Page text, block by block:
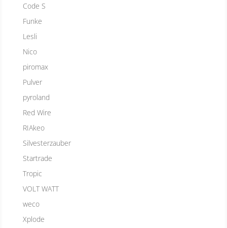
Code S
Funke
Lesli
Nico
piromax
Pulver
pyroland
Red Wire
RIAkeo
Silvesterzauber
Startrade
Tropic
VOLT WATT
weco
Xplode